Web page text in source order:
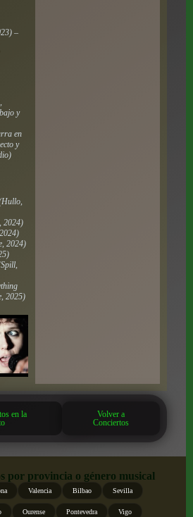
–
y
en
y
2024)
2024)
2025)
en la
Volver a
Conciertos
por provincia o género musical
Valencia Bilbao Sevilla
Ourense Pontevedra Vigo